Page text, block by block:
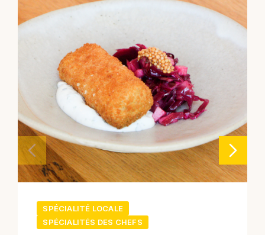
SPÉCIALITÉ LOCALE
SPÉCIALITÉS DES CHEFS